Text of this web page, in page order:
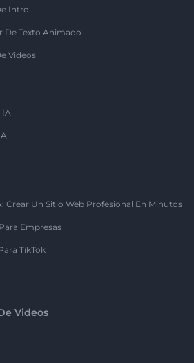
Intro
De Texto Animado
Videos
IA
Crear Un Sitio Web Profesional En Minutos
Empresas
TikTok
Videos